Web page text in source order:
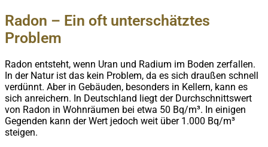
Radon – Ein oft unterschätztes
Problem
Radon entsteht, wenn Uran und Radium im Boden zerfallen.
In der Natur ist das kein Problem, da es sich draußen schnell
verdünnt. Aber in Gebäuden, besonders in Kellern, kann es
sich anreichern. In Deutschland liegt der Durchschnittswert
von Radon in Wohnräumen bei etwa 50 Bq/m³. In einigen
Gegenden kann der Wert jedoch weit über 1.000 Bq/m³
steigen.